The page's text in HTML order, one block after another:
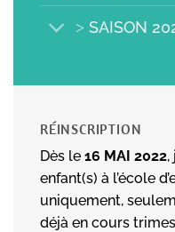
˃ SAISON
RÉINSCRIPTION
Dès le 16 MAI 2022,
enfant(s) à l’école
uniquement,
déjà en cours